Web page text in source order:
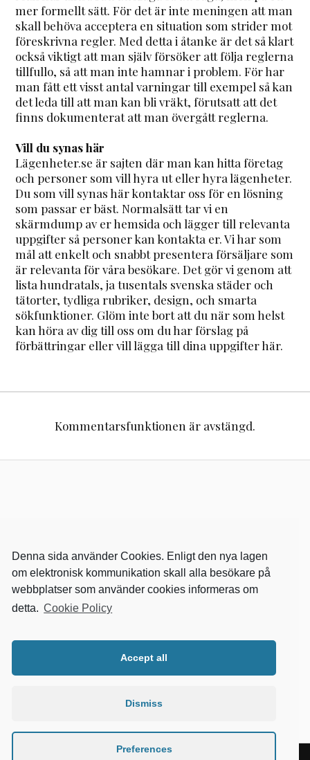
mer formellt sätt. För det är inte meningen att man
skall behöva acceptera en situation som strider mot
föreskrivna regler. Med detta i åtanke är det så klart
också viktigt att man själv försöker att följa reglerna
tillfullo, så att man inte hamnar i problem. För har
man fått ett visst antal varningar till exempel så kan
det leda till att man kan bli vräkt, förutsatt att det
finns dokumenterat att man övergått reglerna.
Vill du synas här
Lägenheter.se är sajten där man kan hitta företag
och personer som vill hyra ut eller hyra lägenheter.
Du som vill synas här kontaktar oss för en lösning
som passar er bäst. Normalsätt tar vi en
skärmdump av er hemsida och lägger till relevanta
uppgifter så personer kan kontakta er. Vi har som
mål att enkelt och snabbt presentera försäljare som
är relevanta för våra besökare. Det gör vi genom att
lista hundratals, ja tusentals svenska städer och
tätorter, tydliga rubriker, design, och smarta
sökfunktioner. Glöm inte bort att du när som helst
kan höra av dig till oss om du har förslag på
förbättringar eller vill lägga till dina uppgifter här.
Kommentarsfunktionen är avstängd.
Denna sida använder Cookies. Enligt den nya lagen
om elektronisk kommunikation skall alla besökare på
webbplatser som använder cookies informeras om
detta. Cookie Policy
Accept all
Dismiss
Preferences